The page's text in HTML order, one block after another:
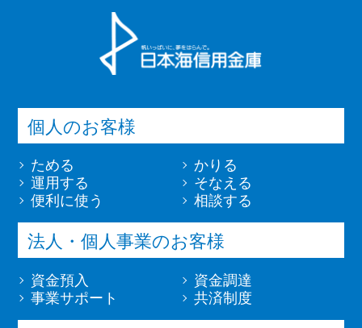
金融商品やｻｰﾋﾞｽの申込みの受付の
（2）本人確認法に基づくご本人さ
ご利用いただく資格等の確認のため
（3）預金取引や融資取引等におけ
る期日管理等、継続的なお取引にお
ける管理のため
（4）融資のお申込みや継続的なご
利用等に際しての判断のため
（5）適合性の原則等に照らした判
断等、金融商品やｻｰﾋﾞｽの提供にか
かる妥当性の判断のため
（6）与信事業に際して当金庫が加
個人のお客様
ためる
かりる
運用する
そなえる
便利に使う
相談する
法人・個人事業のお客様
資金預入
資金調達
事業サポート
共済制度